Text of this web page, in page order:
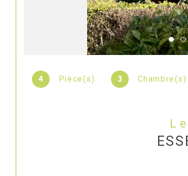
4 Pièce(s) 3 Chambre(s)